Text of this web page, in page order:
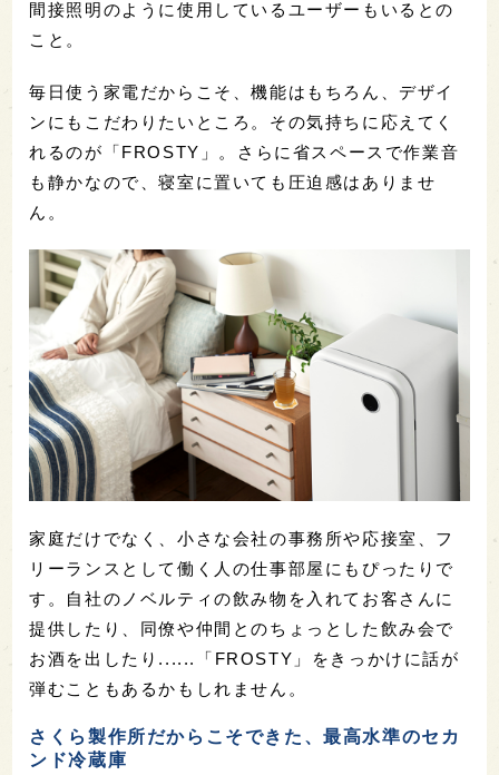
間接照明のように使用しているユーザーもいるとの
こと。
毎日使う家電だからこそ、機能はもちろん、デザイ
ンにもこだわりたいところ。その気持ちに応えてく
れるのが「FROSTY」。さらに省スペースで作業音
も静かなので、寝室に置いても圧迫感はありませ
ん。
家庭だけでなく、小さな会社の事務所や応接室、フ
リーランスとして働く人の仕事部屋にもぴったりで
す。自社のノベルティの飲み物を入れてお客さんに
提供したり、同僚や仲間とのちょっとした飲み会で
お酒を出したり......「FROSTY」をきっかけに話が
弾むこともあるかもしれません。
さくら製作所だからこそできた、最高水準のセカ
ンド冷蔵庫